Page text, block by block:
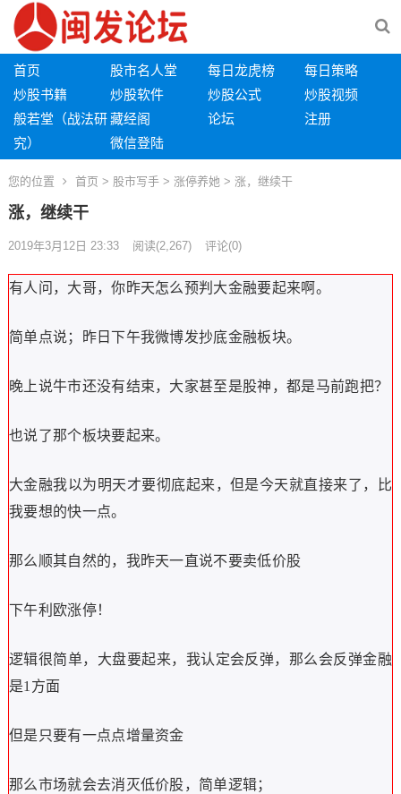
首页 股市名人堂 每日龙虎榜
每日策略
炒股书籍
炒股软件 炒股公式
炒股视频
般若堂（战法研
究）
藏经阁 论坛
注册
微信登陆
您的位置 首页 > 股市写手> 涨停养她 > 涨，继续干
涨，继续干
2019年3月12日 23:33 阅读(2,267) 评论(0)
有人问，大哥，你昨天怎么预判大金融要起来啊。
简单点说；昨日下午我微博发抄底金融板块。
晚上说牛市还没有结束，大家甚至是股神，都是马前跑把？
也说了那个板块要起来。
大金融我以为明天才要彻底起来，但是今天就直接来了，比
我要想的快一点。
那么顺其自然的，我昨天一直说不要卖低价股
下午利欧涨停！
逻辑很简单，大盘要起来，我认定会反弹，那么会反弹金融
是1方面
但是只要有一点点增量资金
那么市场就会去消灭低价股，简单逻辑；